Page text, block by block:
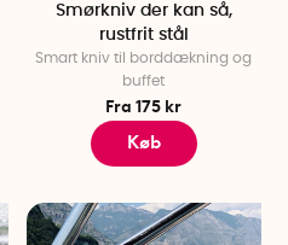
Smørkniv der kan så,
rustfrit stål
Smart kniv til borddækning og
buffet
Fra 175 kr
Køb